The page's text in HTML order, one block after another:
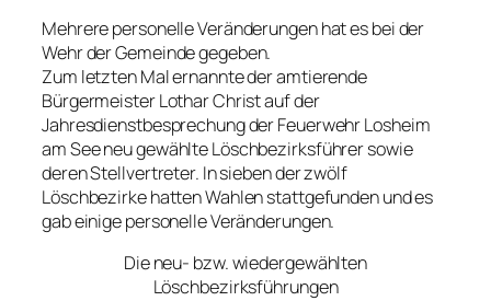
Mehrere personelle Veränderungen hat es bei der
Wehr der Gemeinde gegeben.
Zum letzten Mal ernannte der amtierende
Bürgermeister Lothar Christ auf der
Jahresdienstbesprechung der Feuerwehr Losheim
am See neu gewählte Löschbezirksführer sowie
deren Stellvertreter. In sieben der zwölf
Löschbezirke hatten Wahlen stattgefunden und es
gab einige personelle Veränderungen.
Die neu- bzw. wiedergewählten
Löschbezirksführungen